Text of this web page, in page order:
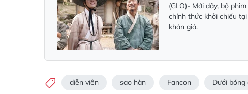
(GLO)- Mới đây, bộ
chính thức khởi chiếu
khán giả.
diễn viên sao hàn Fancon Dưới bóng